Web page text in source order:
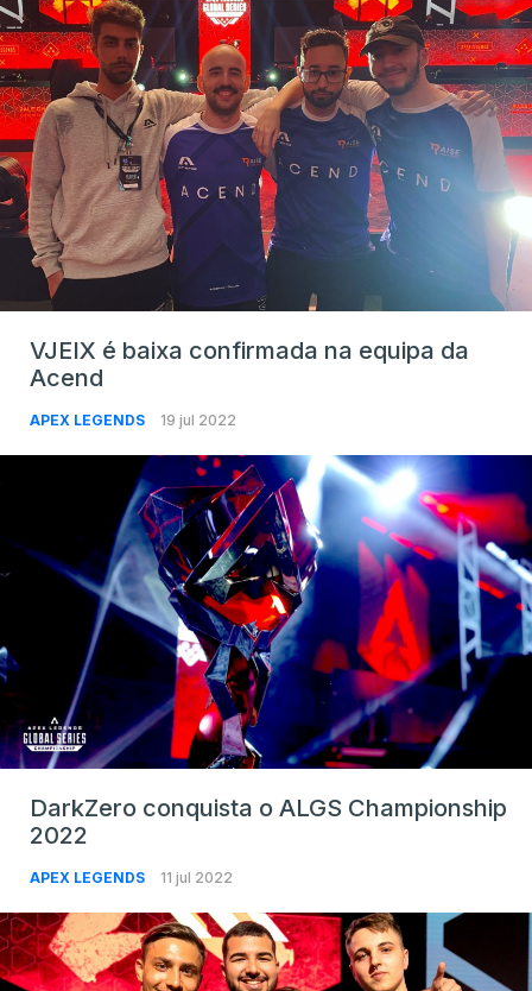
VJEIX é baixa confirmada na equipa da
Acend
APEX LEGENDS 19 jul 2022
DarkZero conquista o ALGS Championship
2022
APEX LEGENDS 11 jul 2022